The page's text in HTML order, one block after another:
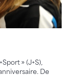
» (J+S),
De